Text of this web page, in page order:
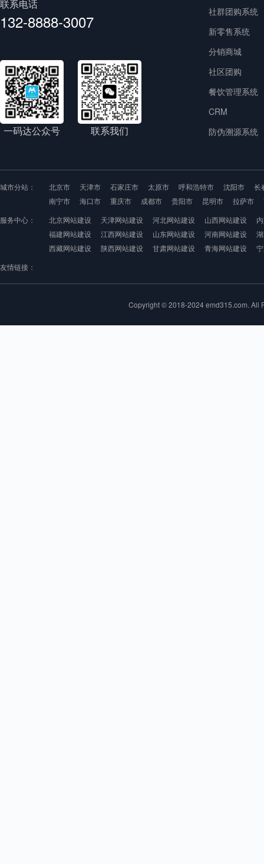
联系电话
132-8888-3007
一码达公众号 联系我们
社群团购系统
新零售系统
分销商城
社区团购
餐饮管理系统
CRM
防伪溯源系统
城市分站： 北京市 天津市 石家庄市 太原市 呼和浩特市 沈阳市
长
南宁市
海口市 重庆市 成都市 贵阳市 昆明市 拉萨市
服务中心：
北京网站建设 天津网站建设 河北网站建设 山西网站建设
福建网站建设
江西网站建设 山东网站建设 河南网站建设
西藏网站建设
陕西网站建设 甘肃网站建设 青海网站建设
友情链接：
Copyright © 2018-2024 emd315.com. All